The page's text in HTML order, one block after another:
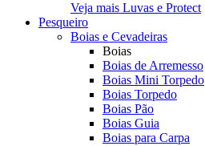
Veja mais Luvas e Protect
Pesqueiro
Boias e Cevadeiras
Boias
Boias de Arremesso
Boias Mini Torpedo
Boias Torpedo
Boias Pão
Boias Guia
Boias para Carpa